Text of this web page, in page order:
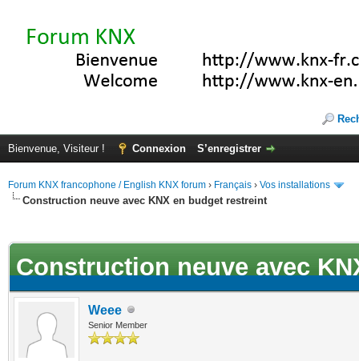
Bienvenue, Visiteur ! Connexion S’enregistrer
Forum KNX francophone / English KNX forum › Français › Vos installations
Construction neuve avec KNX en budget restreint
Construction neuve avec
Weee
Senior Member